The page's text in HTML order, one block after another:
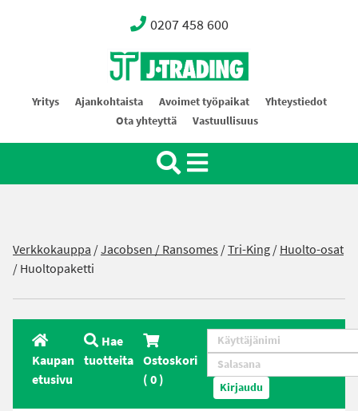
0207 458 600
Oy J-Trading Ab
Yritys Ajankohtaista Avoimet työpaikat
Yhteystiedot
Ota yhteyttä
Vastuullisuus
Verkkokauppa /Jacobsen / Ransomes /Tri-King/Huolto-osat
/ Huoltopaketti
Kaupan
etusivu
Hae
tuotteita Ostoskori
(0) Kirjaudu